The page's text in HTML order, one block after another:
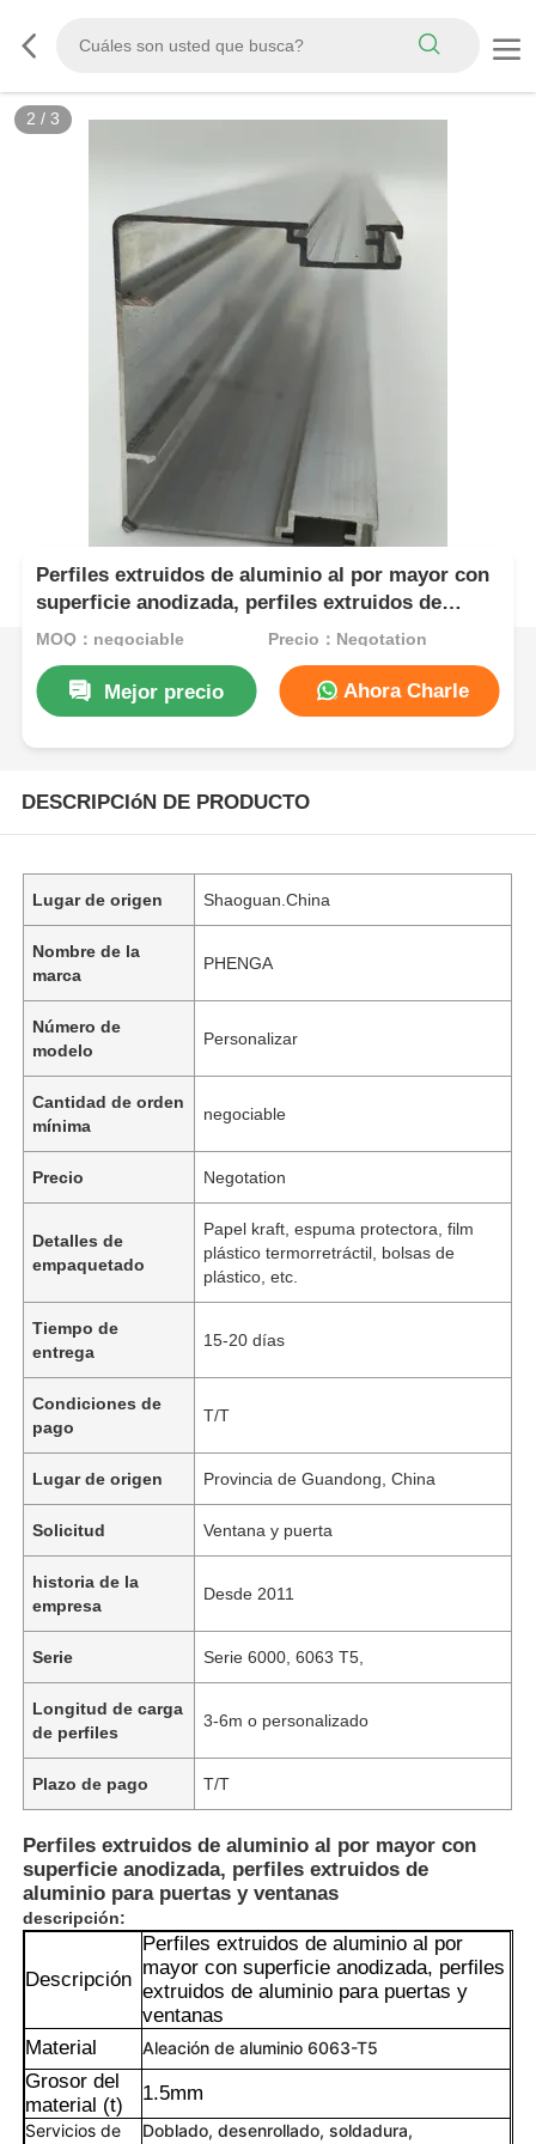
2 / 3
Perfiles extruidos de aluminio al por mayor con
superficie anodizada, perfiles extruidos de
aluminio para puertas y ventanas
MOQ：negociable Precio：Negotation
Mejor precio Ahora Charle
DESCRIPCIóN DE PRODUCTO
Lugar de origen Shaoguan.China
Nombre de la
marca
PHENGA
Número de
modelo
Personalizar
Cantidad de orden
mínima
negociable
Precio Negotation
Detalles de
empaquetado
Papel kraft, espuma protectora, film
plástico termorretráctil, bolsas de
plástico, etc.
Tiempo de
entrega
15-20 días
Condiciones de
pago
T/T
Lugar de origen Provincia de Guandong, China
Solicitud Ventana y puerta
historia de la
empresa
Desde 2011
Serie Serie 6000, 6063 T5,
Longitud de carga
de perfiles
3-6m o personalizado
Plazo de pago T/T
Perfiles extruidos de aluminio al por mayor con
superficie anodizada, perfiles extruidos de
aluminio para puertas y ventanas
descripción:
Descripción
Perfiles extruidos de aluminio al por
mayor con superficie anodizada, perfiles
extruidos de aluminio para puertas y
ventanas
Material
Aleación de aluminio 6063-T5
Grosor del
material (t)
1.5mm
Servicios de
Doblado, desenrollado, soldadura,